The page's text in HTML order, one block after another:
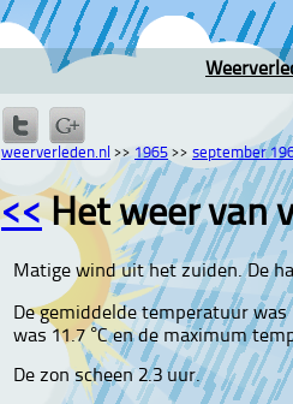
weerverleden.nl >> 1965 >> september
<<Het weer van
Matige wind uit het zuiden. De
De gemiddelde temperatuur was
was 11.7 °C en de maximum
De zon scheen 2.3 uur.